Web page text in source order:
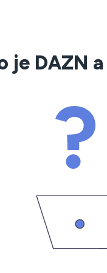
je DAZN